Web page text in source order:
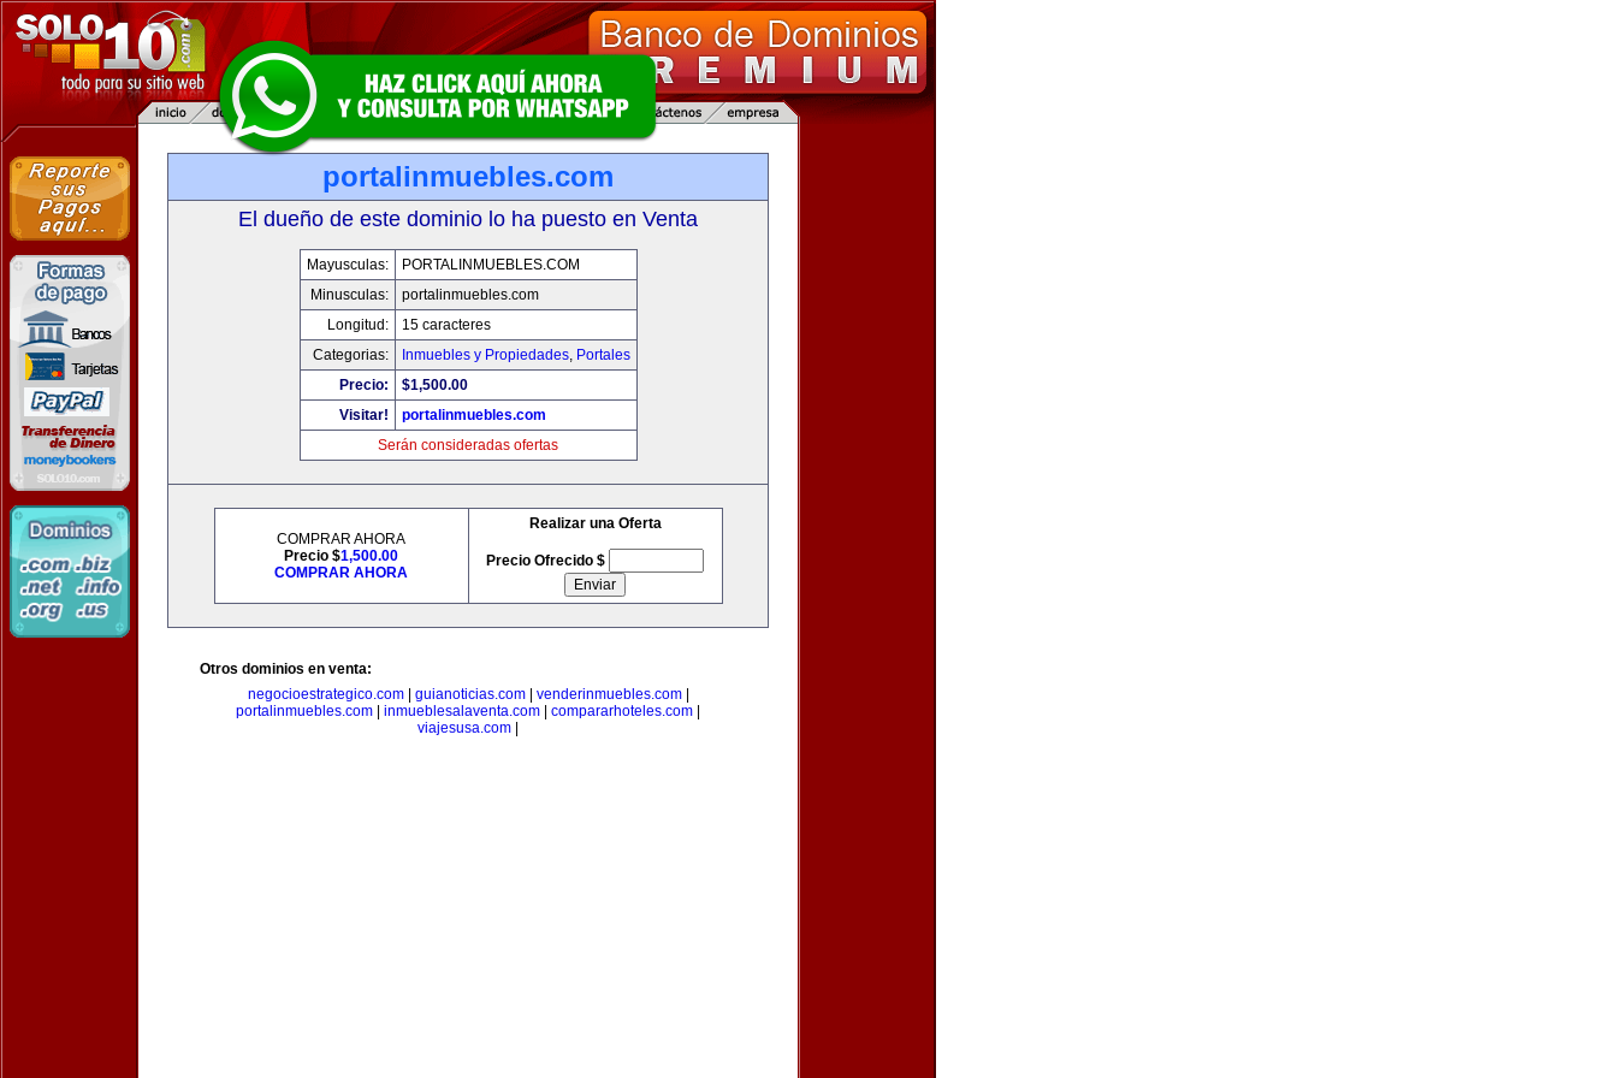
portalinmuebles.com
El dueño de este dominio lo ha puesto en Venta
Mayusculas:
PORTALINMUEBLES.COM
Minusculas:
portalinmuebles.com
Longitud:
15 caracteres
Categorias:
Inmuebles y Propiedades, Portales
Precio:
$1,500.00
Visitar!
portalinmuebles.com
Serán consideradas ofertas
COMPRAR AHORA
Precio $1,500.00
COMPRAR AHORA
Realizar una Oferta
Precio Ofrecido $
Otros dominios en venta:
negocioestrategico.com| guianoticias.com| venderinmuebles.com|
portalinmuebles.com
inmueblesalaventa.com compararhoteles.com
viajesusa.com